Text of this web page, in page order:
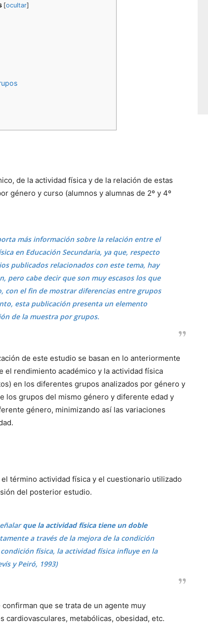
[ocultar]
de la actividad física y de la relación de estas
género y curso (alumnos y alumnas de 2º y 4º
más información sobre la relación entre el
en Educación Secundaria, ya que, respecto
publicados relacionados con este tema, hay
pero cabe decir que son muy escasos los que
con el fin de mostrar diferencias entre grupos
esta publicación presenta un elemento
de la muestra por grupos.
de este estudio se basan en lo anteriormente
rendimiento académico y la actividad física
en los diferentes grupos analizados por género y
los grupos del mismo género y diferente edad y
género, minimizando así las variaciones
término actividad física y el cuestionario utilizado
del posterior estudio.
que la actividad física tiene un doble
a través de la mejora de la condición
física, la actividad física influye en la
y Peiró, 1993)
que se trata de un agente muy
metabólicas, obesidad, etc.